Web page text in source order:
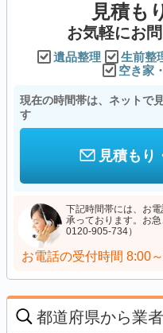
見積も
お気軽にお
遺品整理 生前整
空き家
現在の時間帯は、ネットで
す
見積もり
下記時間帯には、お
承っております。お
0120-905-734）
お電話の受付時間 8:00
都道府県から業